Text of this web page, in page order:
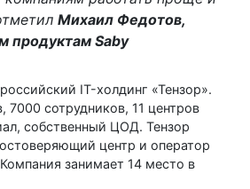
Михаил Федотов,
продуктам Saby
IT-холдинг «Тензор».
7000 сотрудников, 11 центров
собственный ЦОД. Тензор
центр и оператор
занимает 14 место в